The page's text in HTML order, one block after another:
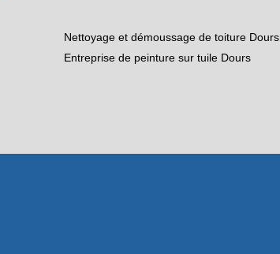
Nettoyage et démoussage de toiture Dours
Entreprise de peinture sur tuile Dours